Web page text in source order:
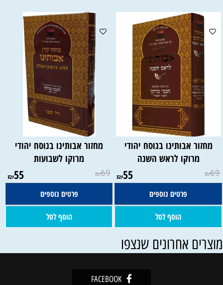
מחזור אבותינו בנוסח יהודי
מרוקו לראש השנה
₪69
₪55
פרטים נוספים
הוסף לסל
מחזור אבותינו בנוסח יהודי
מרוקו לשבועות
₪69
₪55
פרטים נוספים
הוסף לסל
אחרונים שנצפו
FACEBOOK